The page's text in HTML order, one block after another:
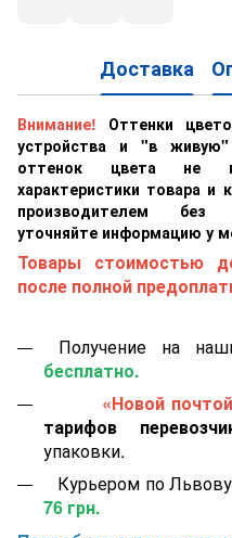
Доставка
Внимание!
Оттенки
устройства и "в
оттенок цвета не
характеристики товара и
производителем без
уточняйте информацию у
Товары стоимостью
после полной
Получение на
бесплатно.
«Новой
тарифов
упаковки.
Курьером по
76 грн.